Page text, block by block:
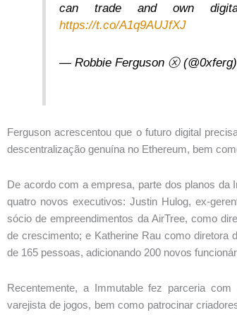
can trade and own
https://t.co/A1q9AUJfXJ
— Robbie Ferguson ⓧ
Ferguson acrescentou que o futuro digital
descentralização genuína no Ethereum, bem
De acordo com a empresa, parte dos planos da
quatro novos executivos: Justin Hulog, ex-
sócio de empreendimentos da AirTree, como
de crescimento; e Katherine Rau como diretora
de 165 pessoas, adicionando 200 novos
Recentemente, a Immutable fez parceria
varejista de jogos, bem como patrocinar